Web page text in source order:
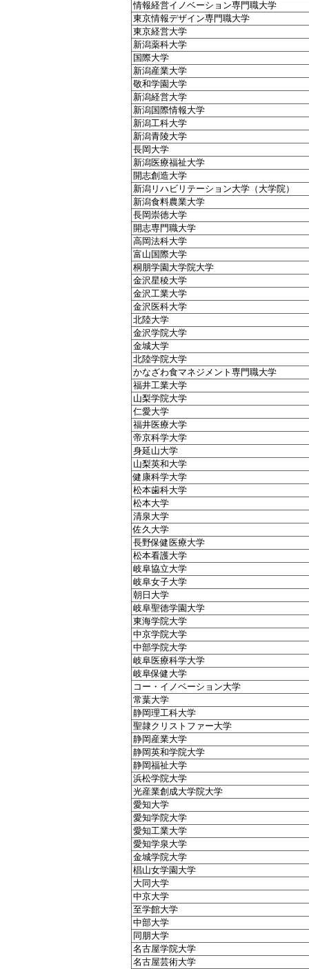
情報経営イノベーション専門職大学
東京情報デザイン専門職大学
東京経営大学
新潟薬科大学
国際大学
新潟産業大学
敬和学園大学
新潟経営大学
新潟国際情報大学
新潟工科大学
新潟青陵大学
長岡大学
新潟医療福祉大学
開志創造大学
新潟リハビリテーション大学（大学院）
新潟食料農業大学
長岡崇徳大学
開志専門職大学
高岡法科大学
富山国際大学
桐朋学園大学院大学
金沢星稜大学
金沢工業大学
金沢医科大学
北陸大学
金沢学院大学
金城大学
北陸学院大学
かなざわ食マネジメント専門職大学
福井工業大学
山梨学院大学
仁愛大学
福井医療大学
帝京科学大学
身延山大学
山梨英和大学
健康科学大学
松本歯科大学
松本大学
清泉大学
佐久大学
長野保健医療大学
松本看護大学
岐阜協立大学
岐阜女子大学
朝日大学
岐阜聖徳学園大学
東海学院大学
中京学院大学
中部学院大学
岐阜医療科学大学
岐阜保健大学
コー・イノベーション大学
常葉大学
静岡理工科大学
聖隷クリストファー大学
静岡産業大学
静岡英和学院大学
静岡福祉大学
浜松学院大学
光産業創成大学院大学
愛知大学
愛知学院大学
愛知工業大学
愛知学泉大学
金城学院大学
椙山女学園大学
大同大学
中京大学
至学館大学
中部大学
同朋大学
名古屋学院大学
名古屋芸術大学